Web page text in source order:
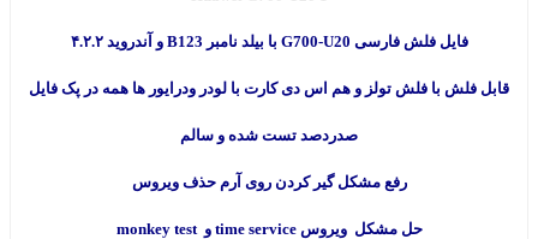
فایل فلش فارسی G700-U20 با بیلد نامبر B123 و آندروید ۴.۲.۲
قابل فلش با فلش تولز و هم اس دی کارت با لودر ودرایور ها همه در پک فایل
صدردصد تست شده و سالم
رفع مشکل گیر کردن روی آرم حذف ویروس
حل مشکل ویروس time service و monkey test